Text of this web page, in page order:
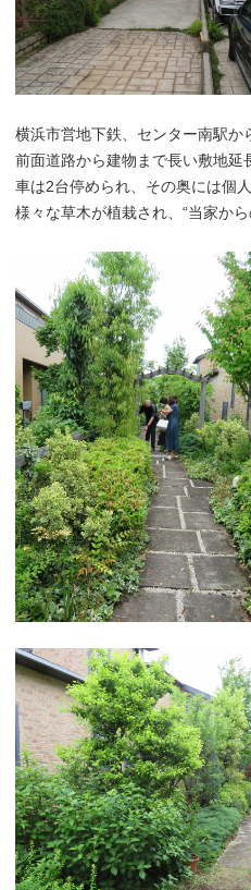
横浜市営地下鉄、センター南駅か
前面道路から建物まで長い敷地延
車は2台停められ、その奥には個
様々な草木が植栽され、“当家から